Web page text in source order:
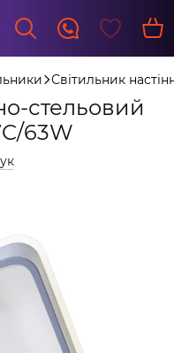
Світильник
стельовий
63W